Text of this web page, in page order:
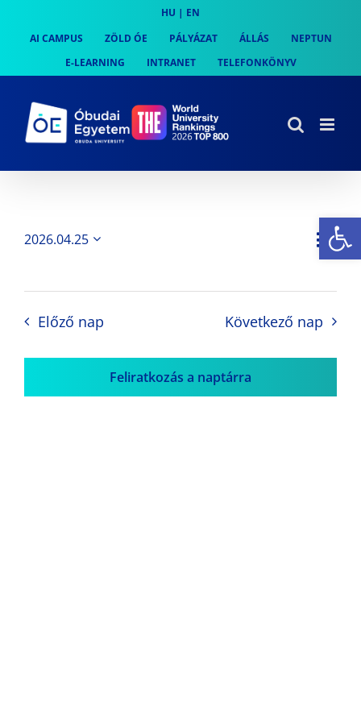
content
HU | EN
AI CAMPUS
ZÖLD ÓE PÁLYÁZAT ÁLLÁS
NEPTUN
E-LEARNING
INTRANET TELEFONKÖNYV
Nap
2026.04.25
Előző nap Következő nap
Feliratkozás a naptárra